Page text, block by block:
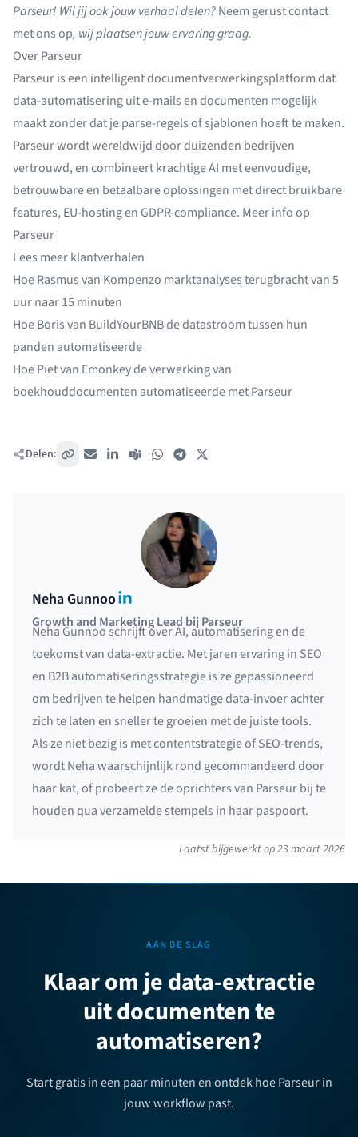
Parseur! Wil jij ook jouw verhaal delen?Neem gerust contact
met ons op, wij plaatsen jouw ervaring graag.
Over Parseur
Parseur is een intelligent documentverwerkingsplatform dat
data-automatisering uit e-mails en documenten mogelijk
maakt zonder dat je parse-regels of sjablonen hoeft te maken.
Parseur wordt wereldwijd door duizenden bedrijven
vertrouwd, en combineert krachtige AI met eenvoudige,
betrouwbare en betaalbare oplossingen met direct bruikbare
features, EU-hosting en GDPR-compliance. Meer info op
Parseur
Lees meer klantverhalen
Hoe Rasmus van Kompenzo marktanalyses terugbracht van 5
uur naar 15 minuten
Hoe Boris van BuildYourBNBde datastroom tussen hun
panden automatiseerde
Hoe Piet van Emonkeyde verwerking van
boekhouddocumenten automatiseerde met Parseur
Delen: Kopieer link
E-mail LinkedIn
Teams WhatsAppTelegram
Neha GunnooLinkedIn
Growth and Marketing Lead bij Parseur
Neha Gunnoo schrijft over AI, automatisering en de
toekomst van data-extractie. Met jaren ervaring in SEO
en B2B automatiseringsstrategie is ze gepassioneerd
om bedrijven te helpen handmatige data-invoer achter
zich te laten en sneller te groeien met de juiste tools.
Als ze niet bezig is met contentstrategie of SEO-trends,
wordt Neha waarschijnlijk rond gecommandeerd door
haar kat, of probeert ze de oprichters van Parseur bij te
houden qua verzamelde stempels in haar paspoort.
Laatst bijgewerkt op23 maart 2026
AAN DE SLAG
Klaar om je data-extractie
uit documenten te
automatiseren?
Start gratis in een paar minuten en ontdek hoe Parseur in
jouw workflow past.